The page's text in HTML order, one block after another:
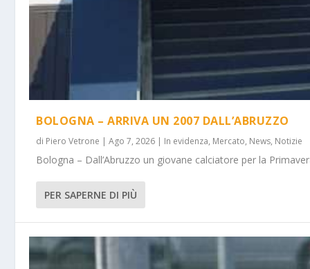
BOLOGNA – ARRIVA UN 2007 DALL’ABRUZZO
di Piero Vetrone |Ago 7, 2026 | In evidenza, Mercato, News, Notizie
Bologna – Dall’Abruzzo un giovane calciatore per la
PER SAPERNE DI PIÙ